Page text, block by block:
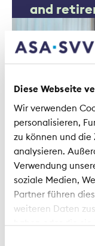
Diese Webseite
Wir verwenden
personalisieren,
zu können und
analysieren.
Verwendung
soziale Medien,
Partner führen
weiteren Daten
haben oder die
and
Media
Robust
private